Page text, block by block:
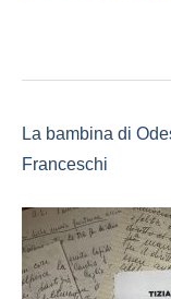
La bambina di
Franceschi